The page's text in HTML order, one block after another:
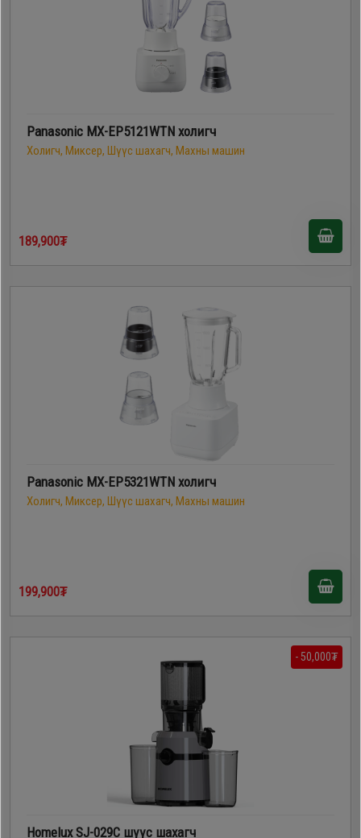
Panasonic MX-EP5121WTN холигч
Холигч, Миксер, Шүүс шахагч, Махны машин
189,900₮
Panasonic MX-EP5321WTN холигч
Холигч, Миксер, Шүүс шахагч, Махны машин
199,900₮
- 50,000₮
Homelux SJ-029C шүүс шахагч